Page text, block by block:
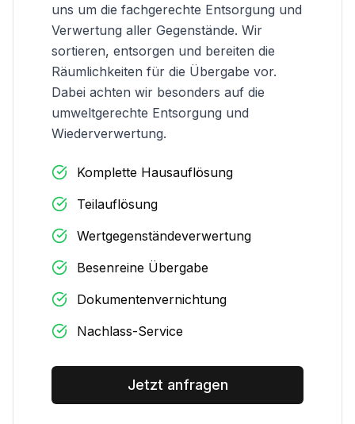
uns um die fachgerechte Entsorgung und
Verwertung aller Gegenstände. Wir
sortieren, entsorgen und bereiten die
Räumlichkeiten für die Übergabe vor.
Dabei achten wir besonders auf die
umweltgerechte Entsorgung und
Wiederverwertung.
Komplette Hausauflösung
Teilauflösung
Wertgegenständeverwertung
Besenreine Übergabe
Dokumentenvernichtung
Nachlass-Service
Jetzt anfragen